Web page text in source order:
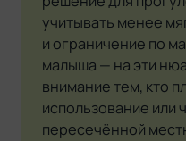
учитывать менее
и ограничение по
малыша — на эти
внимание тем, кто
использование или
пересечённой